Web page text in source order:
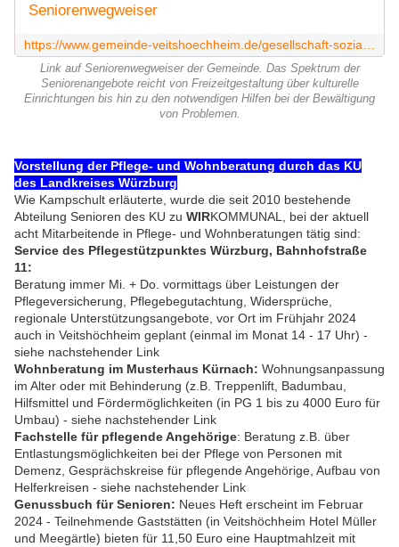
Seniorenwegweiser
Link auf Seniorenwegweiser der Gemeinde. Das Spektrum der
Seniorenangebote reicht von Freizeitgestaltung über kulturelle
Einrichtungen bis hin zu den notwendigen Hilfen bei der Bewältigung
von Problemen.
Vorstellung der Pflege- und Wohnberatung durch das KU
des Landkreises Würzburg
Wie Kampschult erläuterte, wurde die seit 2010 bestehende
Abteilung Senioren des KU zu WIRKOMMUNAL, bei der aktuell
acht Mitarbeitende in Pflege- und Wohnberatungen tätig sind:
Service des Pflegestützpunktes Würzburg, Bahnhofstraße
11:
Beratung immer Mi. + Do. vormittags über Leistungen der
Pflegeversicherung, Pflegebegutachtung, Widersprüche,
regionale Unterstützungsangebote, vor Ort im Frühjahr 2024
auch in Veitshöchheim geplant (einmal im Monat 14 - 17 Uhr) -
siehe nachstehender Link
Wohnberatung im Musterhaus Kürnach: Wohnungsanpassung
im Alter oder mit Behinderung (z.B. Treppenlift, Badumbau,
Hilfsmittel und Fördermöglichkeiten (in PG 1 bis zu 4000 Euro für
Umbau) - siehe nachstehender Link
Fachstelle für pflegende Angehörige: Beratung z.B. über
Entlastungsmöglichkeiten bei der Pflege von Personen mit
Demenz, Gesprächskreise für pflegende Angehörige, Aufbau von
Helferkreisen - siehe nachstehender Link
Genussbuch für Senioren: Neues Heft erscheint im Februar
2024 - Teilnehmende Gaststätten (in Veitshöchheim Hotel Müller
und Meegärtle) bieten für 11,50 Euro eine Hauptmahlzeit mit